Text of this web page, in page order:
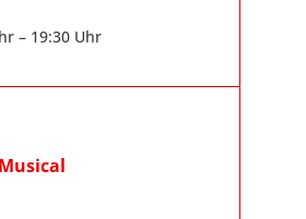
– 19:30 Uhr